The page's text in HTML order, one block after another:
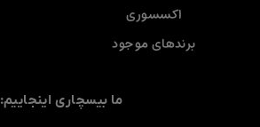
اکسسوری
برندهای موجود
ما بیسچاری اینجاییم: